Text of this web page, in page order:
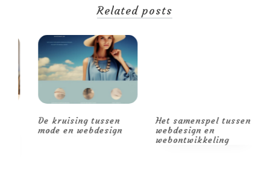
Related posts
De kruising tussen
mode en webdesign
Het samenspel tussen
webdesign en
webontwikkeling